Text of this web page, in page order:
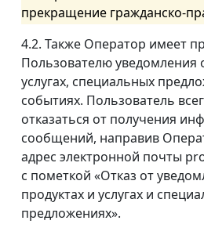
прекращение гражданско-
4.2. Также Оператор имеет
Пользователю уведомления
услугах, специальных
событиях. Пользователь
отказаться от получения
сообщений, направив
адрес электронной почты
с пометкой «Отказ от
продуктах и услугах и
предложениях».